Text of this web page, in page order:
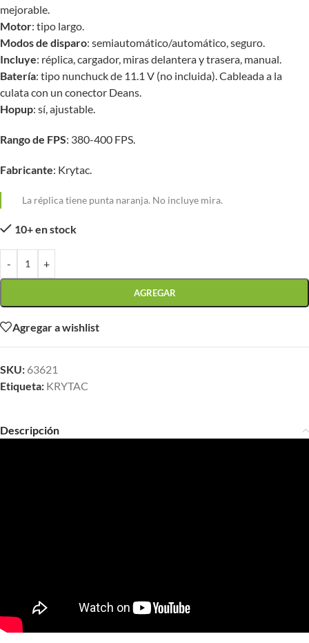
mejorable.
Motor: tipo largo.
Modos de disparo: semiautomático/automático, seguro.
Incluye: réplica, cargador, miras delantera y trasera, manual.
Batería: tipo nunchuck de 11.1 V (no incluida). Cableada a la
culata con un conector Deans.
Hopup: sí, ajustable.
Rango de FPS: 380-400 FPS.
Fabricante: Krytac.
La réplica tiene punta naranja. No incluye mira.
10+ en stock
- +
AGREGAR
Agregar a wishlist
SKU: 63621
Etiqueta: KRYTAC
Descripción